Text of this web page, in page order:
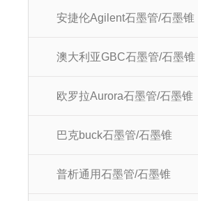
安捷伦Agilent石墨管/石墨锥
澳大利亚GBC石墨管/石墨锥
欧罗拉Aurora石墨管/石墨锥
巴克buck石墨管/石墨锥
普析通用石墨管/石墨锥